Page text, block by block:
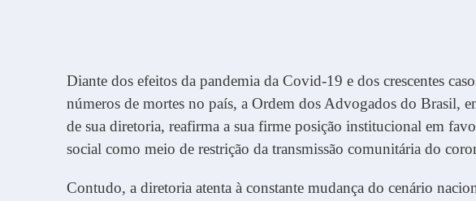
Diante dos efeitos da pandemia da Covid-19 e dos crescentes
números de mortes no país, a Ordem dos Advogados do Brasil,
de sua diretoria, reafirma a sua firme posição institucional em
social como meio de restrição da transmissão comunitária do
Contudo, a diretoria atenta à constante mudança do cenário